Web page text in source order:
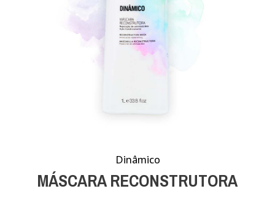
Dinâmico
MÁSCARA RECONSTRUTORA